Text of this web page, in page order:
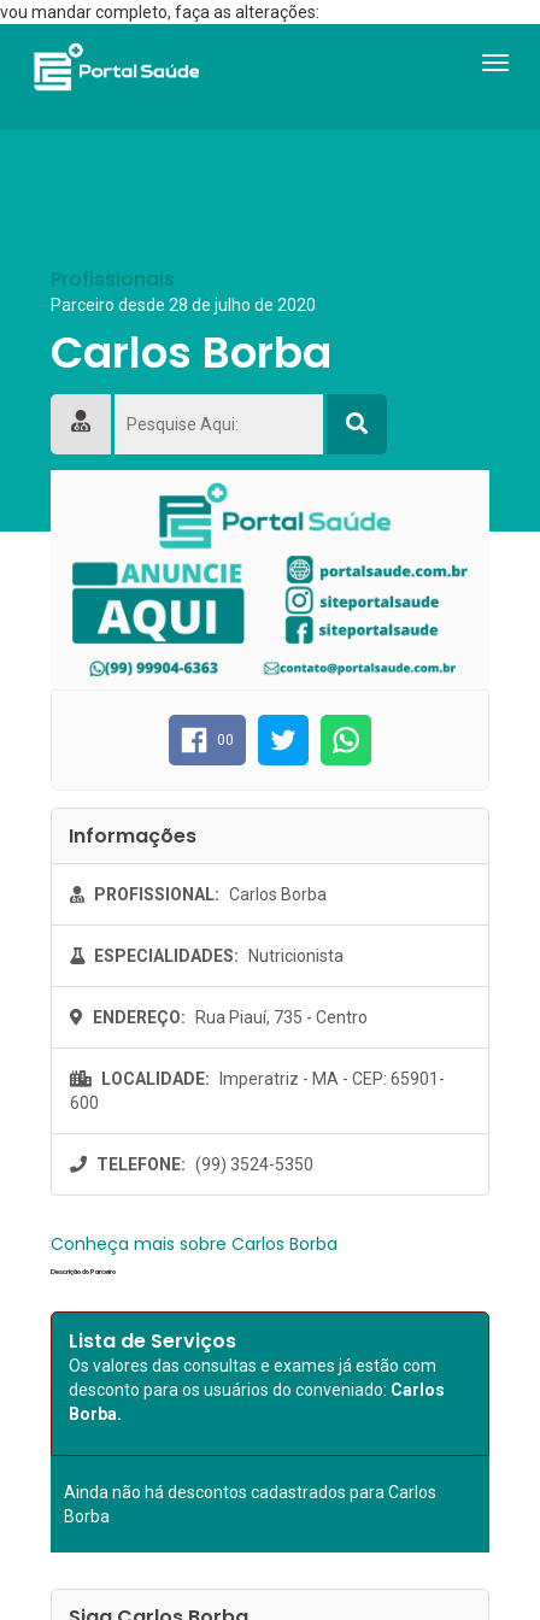
vou mandar completo, faça as alterações:
Profissionais
Parceiro desde 28 de julho de 2020
Carlos Borba
00
Informações
PROFISSIONAL: Carlos Borba
ESPECIALIDADES: Nutricionista
ENDEREÇO: Rua Piauí, 735 - Centro
LOCALIDADE:
Imperatriz - MA - CEP: 65901-
600
TELEFONE: (99) 3524-5350
Conheça mais sobre Carlos Borba
Descrição do Parceiro
Lista de Serviços
Os valores das consultas e exames já estão com
desconto para os usuários do conveniado: Carlos
Borba.
Ainda não há descontos cadastrados para Carlos
Borba